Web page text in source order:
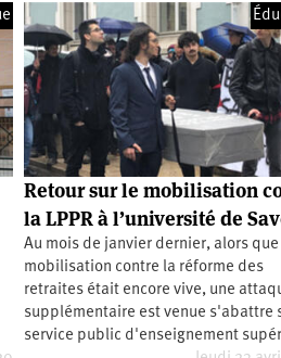
Retour sur le mobilisation
la LPPR à l’université de
Au mois de janvier dernier, alors que
mobilisation contre la réforme des
retraites était encore vive, une
supplémentaire est venue s'abattre
service public d'enseignement